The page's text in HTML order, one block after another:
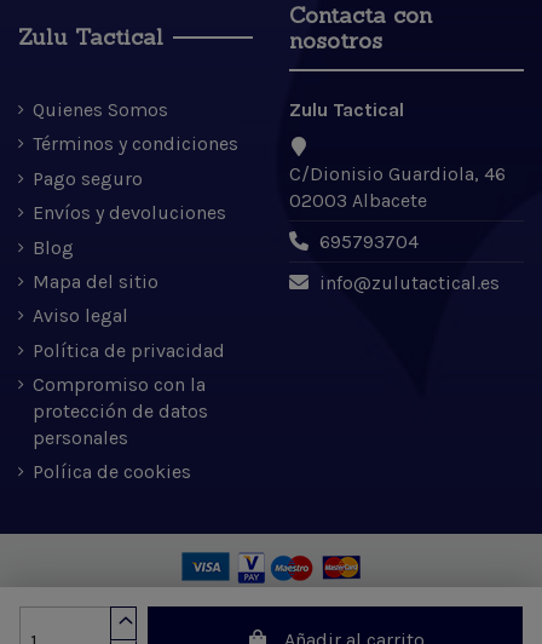
Zulu Tactical
Quienes Somos
Términos y condiciones
Pago seguro
Envíos y devoluciones
Blog
Mapa del sitio
Aviso legal
Política de privacidad
Compromiso con la
protección de datos
personales
Políica de cookies
Contacta con
nosotros
Zulu Tactical
C/Dionisio Guardiola, 46
02003 Albacete
695793704
info@zulutactical.es
Zulu Tactical S.L. © 2022 | Desarrollado por Expertic